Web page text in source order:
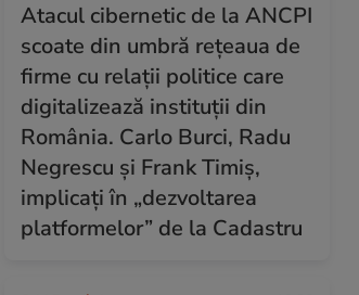
Atacul cibernetic de la ANCPI
scoate din umbră rețeaua de
firme cu relații politice care
digitalizează instituții din
România. Carlo Burci, Radu
Negrescu și Frank Timiș,
implicați în „dezvoltarea
platformelor” de la Cadastru